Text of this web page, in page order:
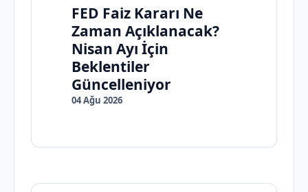
FED Faiz Kararı Ne
Zaman Açıklanacak?
Nisan Ayı İçin
Beklentiler
Güncelleniyor
04 Ağu 2026